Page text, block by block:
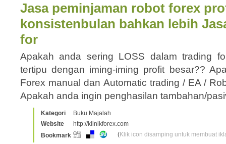
Jasa peminjaman robot forex
konsistenbulan bahkan lebih
for
Apakah anda sering LOSS dalam trading
tertipu dengan iming-iming profit besar??
Forex manual dan Automatic trading / EA /
Apakah anda ingin penghasilan tambahan/
Kategori
Buku Majalah
Website
http://klinikforex.com
Bookmark
(Klik icon disamping untuk membuat